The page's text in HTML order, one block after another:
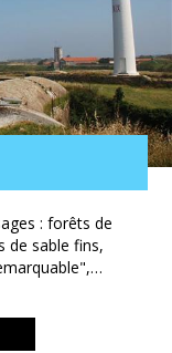
: forêts de
de sable fins,